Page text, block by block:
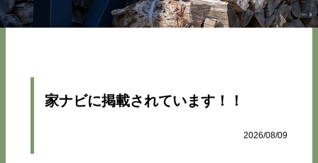
家ナビに掲載されています！！
2026/08/09